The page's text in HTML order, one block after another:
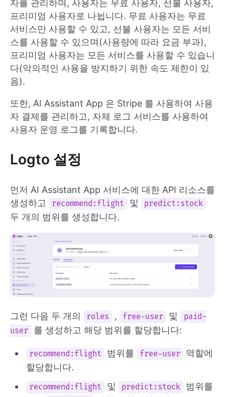
자를 관리하며, 사용자는 무료 사용자, 선불 사용자,
프리미엄 사용자로 나뉩니다. 무료 사용자는 무료
서비스만 사용할 수 있고, 선불 사용자는 모든 서비
스를 사용할 수 있으며(사용량에 따라 요금 부과),
프리미엄 사용자는 모든 서비스를 사용할 수 있습니
다(악의적인 사용을 방지하기 위한 속도 제한이 있
음).
또한, AI Assistant App 은 Stripe 를 사용하여 사용
자 결제를 관리하고, 자체 로그 서비스를 사용하여
사용자 운영 로그를 기록합니다.
Logto 설정
먼저 AI Assistant App 서비스에 대한 API 리소스를
생성하고
recommend:flight 및 predict:stock
두 개의 범위를 생성합니다.
그런 다음 두 개의 roles , free-user 및
paid-
user
를 생성하고 해당 범위를 할당합니다:
recommend:flight 범위를 free-user
역할에
할당합니다.
recommend:flight 및 predict:stock
범위를